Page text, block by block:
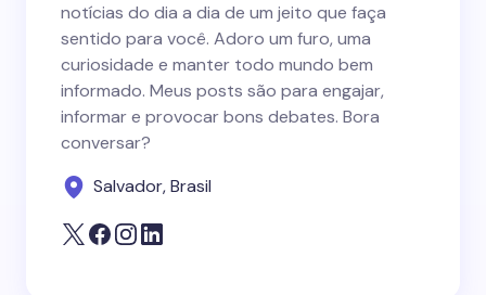
notícias do dia a dia de um jeito que faça
sentido para você. Adoro um furo, uma
curiosidade e manter todo mundo bem
informado. Meus posts são para engajar,
informar e provocar bons debates. Bora
conversar?
Salvador, Brasil